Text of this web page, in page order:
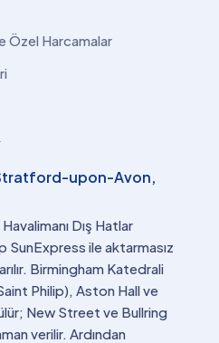
Özel Harcamalar
upon-Avon,
Dış Hatlar
SunExpress ile aktarmasız
Birmingham Katedrali
Philip), Aston Hall ve
New Street ve Bullring
verilir. Ardından